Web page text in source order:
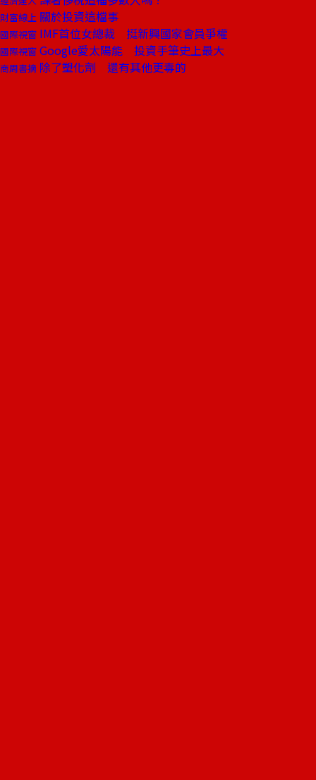
財富線上 關於投資這檔事
國際視窗 IMF首位女總裁 挺新興國家會員爭權
國際視窗 Google愛太陽能 投資手筆史上最大
商周書摘 除了塑化劑 還有其他更毒的